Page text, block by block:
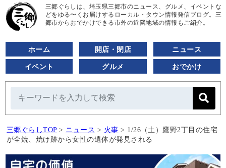
三郷ぐらしは、埼玉県三郷市のニュース、グルメ、イベントな
どをゆる〜くお届けするローカル・タウン情報発信ブログ。三
郷市からおでかけできる市外の近隣地域の情報もご紹介。
ホーム 開店・閉店 ニュース
イベント グルメ おでかけ
三郷ぐらしTOP > ニュース > 火事 > 1/26（土）鷹野2丁目の住宅
が全焼、焼け跡から女性の遺体が発見される